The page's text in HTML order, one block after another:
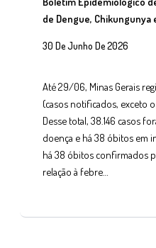
de Dengue, Chikungunya
30 De Junho De 2026
Até 29/06, Minas Gerais
(casos notificados, exceto
Desse total, 38.146 casos
doença e há 38 óbitos em
há 38 óbitos confirmados
relação à febre…